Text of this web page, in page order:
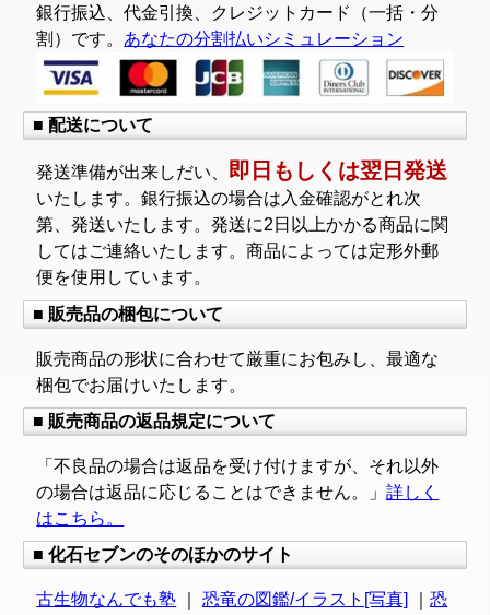
銀行振込、代金引換、クレジットカード（一括・分
割）です。 あなたの分割払いシミュレーション
■ 配送について
発送準備が出来しだい、 即日もしくは翌日発送
いたします。銀行振込の場合は入金確認がとれ次
第、発送いたします。発送に2日以上かかる商品に関
してはご連絡いたします。商品によっては定形外郵
便を使用しています。
■ 販売品の梱包について
販売商品の形状に合わせて厳重にお包みし、最適な
梱包でお届けいたします。
■ 販売商品の返品規定について
「不良品の場合は返品を受け付けますが、それ以外
の場合は返品に応じることはできません。」詳しく
はこちら。
■ 化石セブンのそのほかのサイト
古生物なんでも塾 ｜恐竜の図鑑/イラスト[写真] ｜恐